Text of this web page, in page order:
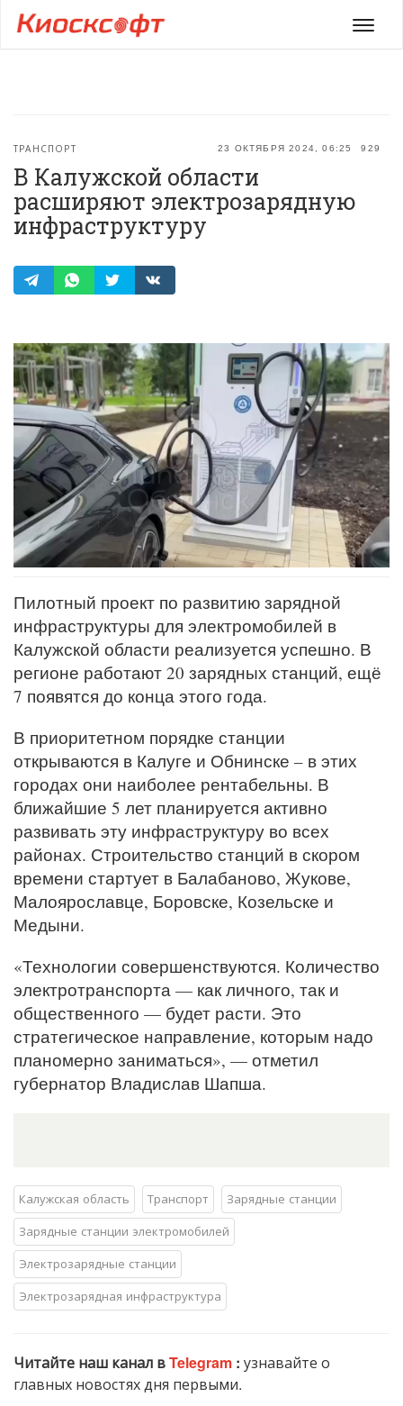
Меню
23 ОКТЯБРЯ 2024, 06:25 929
ТРАНСПОРТ
В Калужской области
расширяют электрозарядную
инфраструктуру
Пилотный проект по развитию зарядной
инфраструктуры для электромобилей в
Калужской области реализуется успешно. В
регионе работают 20 зарядных станций, ещё
7 появятся до конца этого года.
В приоритетном порядке станции
открываются в Калуге и Обнинске – в этих
городах они наиболее рентабельны. В
ближайшие 5 лет планируется активно
развивать эту инфраструктуру во всех
районах. Строительство станций в скором
времени стартует в Балабаново, Жукове,
Малоярославце, Боровске, Козельске и
Медыни.
«Технологии совершенствуются. Количество
электротранспорта — как личного, так и
общественного — будет расти. Это
стратегическое направление, которым надо
планомерно заниматься», — отметил
губернатор Владислав Шапша.
Калужская область Транспорт
Зарядные станции
Зарядные станции электромобилей
Электрозарядные станции
Электрозарядная инфраструктура
Читайте наш канал вTelegram : узнавайте о
главных новостях дня первыми.